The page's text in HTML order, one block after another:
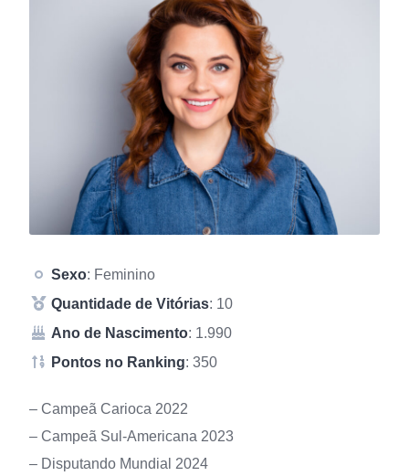
Sexo: Feminino
Quantidade de Vitórias: 10
Ano de Nascimento: 1.990
Pontos no Ranking: 350
– Campeã Carioca 2022
– Campeã Sul-Americana 2023
– Disputando Mundial 2024